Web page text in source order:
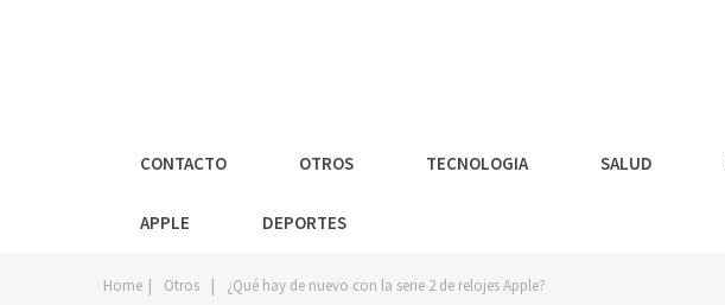
CONTACTO OTROS TECNOLOGIA SALUD
APPLE DEPORTES
Home | Otros | ¿Qué hay de nuevo con la serie 2 de relojes Apple?